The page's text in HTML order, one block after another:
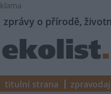
zprávy o přírodě,
titulní strana